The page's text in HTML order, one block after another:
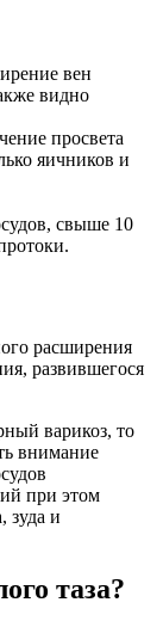
вен
видно
просвета
яичников и
свыше 10
расширения
развившегося
варикоз, то
внимание
при этом
зуда и
таза?